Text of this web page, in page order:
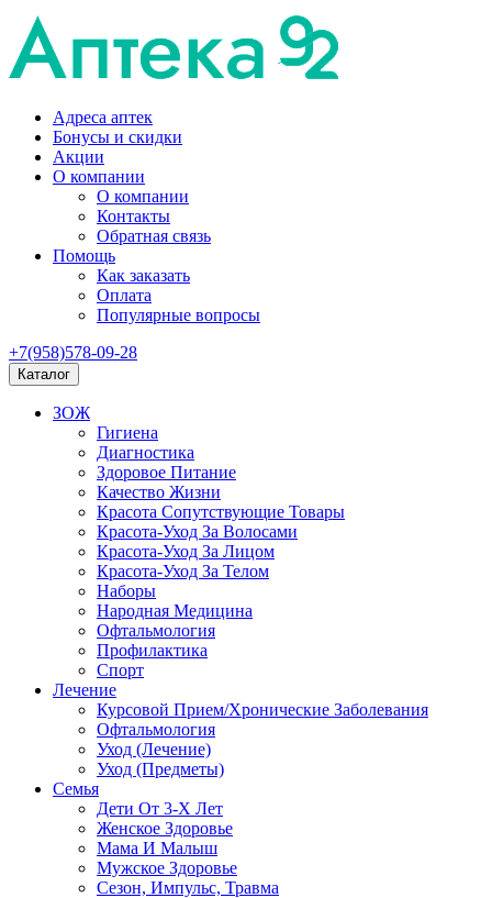
Адреса аптек
Бонусы и скидки
Акции
О компании
О компании
Контакты
Обратная связь
Помощь
Как заказать
Оплата
Популярные вопросы
+7(958)578-09-28
Каталог
ЗОЖ
Гигиена
Диагностика
Здоровое Питание
Качество Жизни
Красота Сопутствующие Товары
Красота-Уход За Волосами
Красота-Уход За Лицом
Красота-Уход За Телом
Наборы
Народная Медицина
Офтальмология
Профилактика
Спорт
Лечение
Курсовой Прием/Хронические Заболевания
Офтальмология
Уход (Лечение)
Уход (Предметы)
Семья
Дети От 3-Х Лет
Женское Здоровье
Мама И Малыш
Мужское Здоровье
Сезон, Импульс, Травма